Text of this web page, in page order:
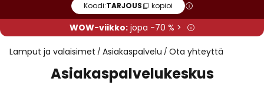
Koodi:TARJOUS kopioi
WOW-viikko:jopa -70 % >
Lamput ja valaisimet Asiakaspalvelu Ota yhteyttä
Asiakaspalvelukeskus